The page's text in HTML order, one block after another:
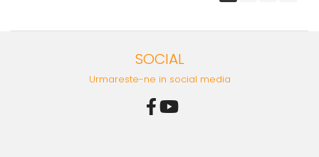
SOCIAL
Urmareste-ne in social media